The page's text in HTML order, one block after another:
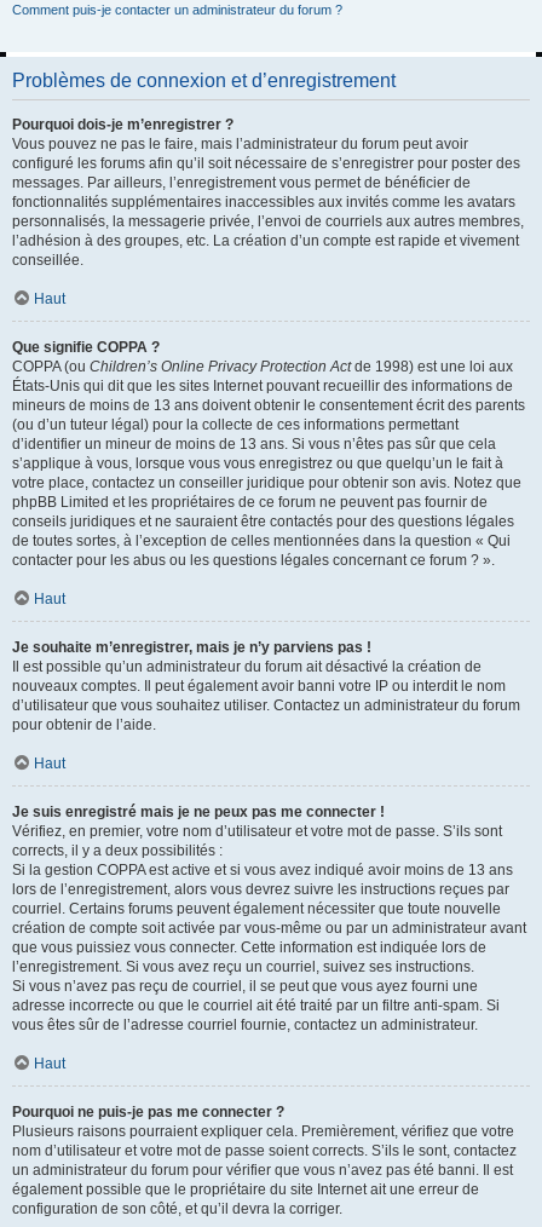
Comment puis-je contacter un administrateur du forum ?
Problèmes de connexion et d’enregistrement
Pourquoi dois-je m’enregistrer ?
Vous pouvez ne pas le faire, mais l’administrateur du forum peut avoir
configuré les forums afin qu’il soit nécessaire de s’enregistrer pour poster des
messages. Par ailleurs, l’enregistrement vous permet de bénéficier de
fonctionnalités supplémentaires inaccessibles aux invités comme les avatars
personnalisés, la messagerie privée, l’envoi de courriels aux autres membres,
l’adhésion à des groupes, etc. La création d’un compte est rapide et vivement
conseillée.
Haut
Que signifie COPPA ?
COPPA (ou Children’s Online Privacy Protection Actde 1998) est une loi aux
États-Unis qui dit que les sites Internet pouvant recueillir des informations de
mineurs de moins de 13 ans doivent obtenir le consentement écrit des parents
(ou d’un tuteur légal) pour la collecte de ces informations permettant
d’identifier un mineur de moins de 13 ans. Si vous n’êtes pas sûr que cela
s’applique à vous, lorsque vous vous enregistrez ou que quelqu’un le fait à
votre place, contactez un conseiller juridique pour obtenir son avis. Notez que
phpBB Limited et les propriétaires de ce forum ne peuvent pas fournir de
conseils juridiques et ne sauraient être contactés pour des questions légales
de toutes sortes, à l’exception de celles mentionnées dans la question « Qui
contacter pour les abus ou les questions légales concernant ce forum ? ».
Haut
Je souhaite m’enregistrer, mais je n’y parviens pas !
Il est possible qu’un administrateur du forum ait désactivé la création de
nouveaux comptes. Il peut également avoir banni votre IP ou interdit le nom
d’utilisateur que vous souhaitez utiliser. Contactez un administrateur du forum
pour obtenir de l’aide.
Haut
Je suis enregistré mais je ne peux pas me connecter !
Vérifiez, en premier, votre nom d’utilisateur et votre mot de passe. S’ils sont
corrects, il y a deux possibilités :
Si la gestion COPPA est active et si vous avez indiqué avoir moins de 13 ans
lors de l’enregistrement, alors vous devrez suivre les instructions reçues par
courriel. Certains forums peuvent également nécessiter que toute nouvelle
création de compte soit activée par vous-même ou par un administrateur avant
que vous puissiez vous connecter. Cette information est indiquée lors de
l’enregistrement. Si vous avez reçu un courriel, suivez ses instructions.
Si vous n’avez pas reçu de courriel, il se peut que vous ayez fourni une
adresse incorrecte ou que le courriel ait été traité par un filtre anti-spam. Si
vous êtes sûr de l’adresse courriel fournie, contactez un administrateur.
Haut
Pourquoi ne puis-je pas me connecter ?
Plusieurs raisons pourraient expliquer cela. Premièrement, vérifiez que votre
nom d’utilisateur et votre mot de passe soient corrects. S’ils le sont, contactez
un administrateur du forum pour vérifier que vous n’avez pas été banni. Il est
également possible que le propriétaire du site Internet ait une erreur de
configuration de son côté, et qu’il devra la corriger.